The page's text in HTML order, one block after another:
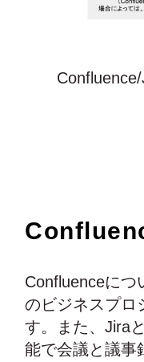
Confluenceにつ
のビジネスプロ
す。また、Jira
能で会議と議事